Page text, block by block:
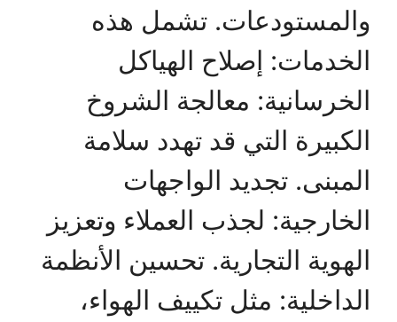
والمستودعات. تشمل هذه
الخدمات: إصلاح الهياكل
الخرسانية: معالجة الشروخ
الكبيرة التي قد تهدد سلامة
المبنى. تجديد الواجهات
الخارجية: لجذب العملاء وتعزيز
الهوية التجارية. تحسين الأنظمة
الداخلية: مثل تكييف الهواء،